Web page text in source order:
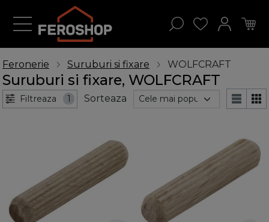
Feronerie Suruburi si fixare WOLFCRAFT
Suruburi si fixare, WOLFCRAFT
Filtreaza 1 Sorteaza